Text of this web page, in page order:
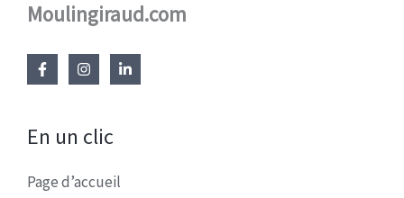
Moulingiraud.com
En un clic
Page d’accueil